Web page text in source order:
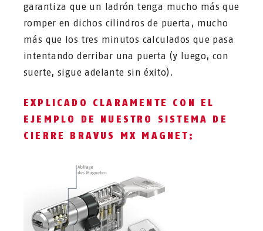
garantiza que un ladrón tenga mucho más que
romper en dichos cilindros de puerta, mucho
más que los tres minutos calculados que pasa
intentando derribar una puerta (y luego, con
suerte, sigue adelante sin éxito).
EXPLICADO CLARAMENTE CON EL
EJEMPLO DE NUESTRO SISTEMA DE
CIERRE BRAVUS MX MAGNET: